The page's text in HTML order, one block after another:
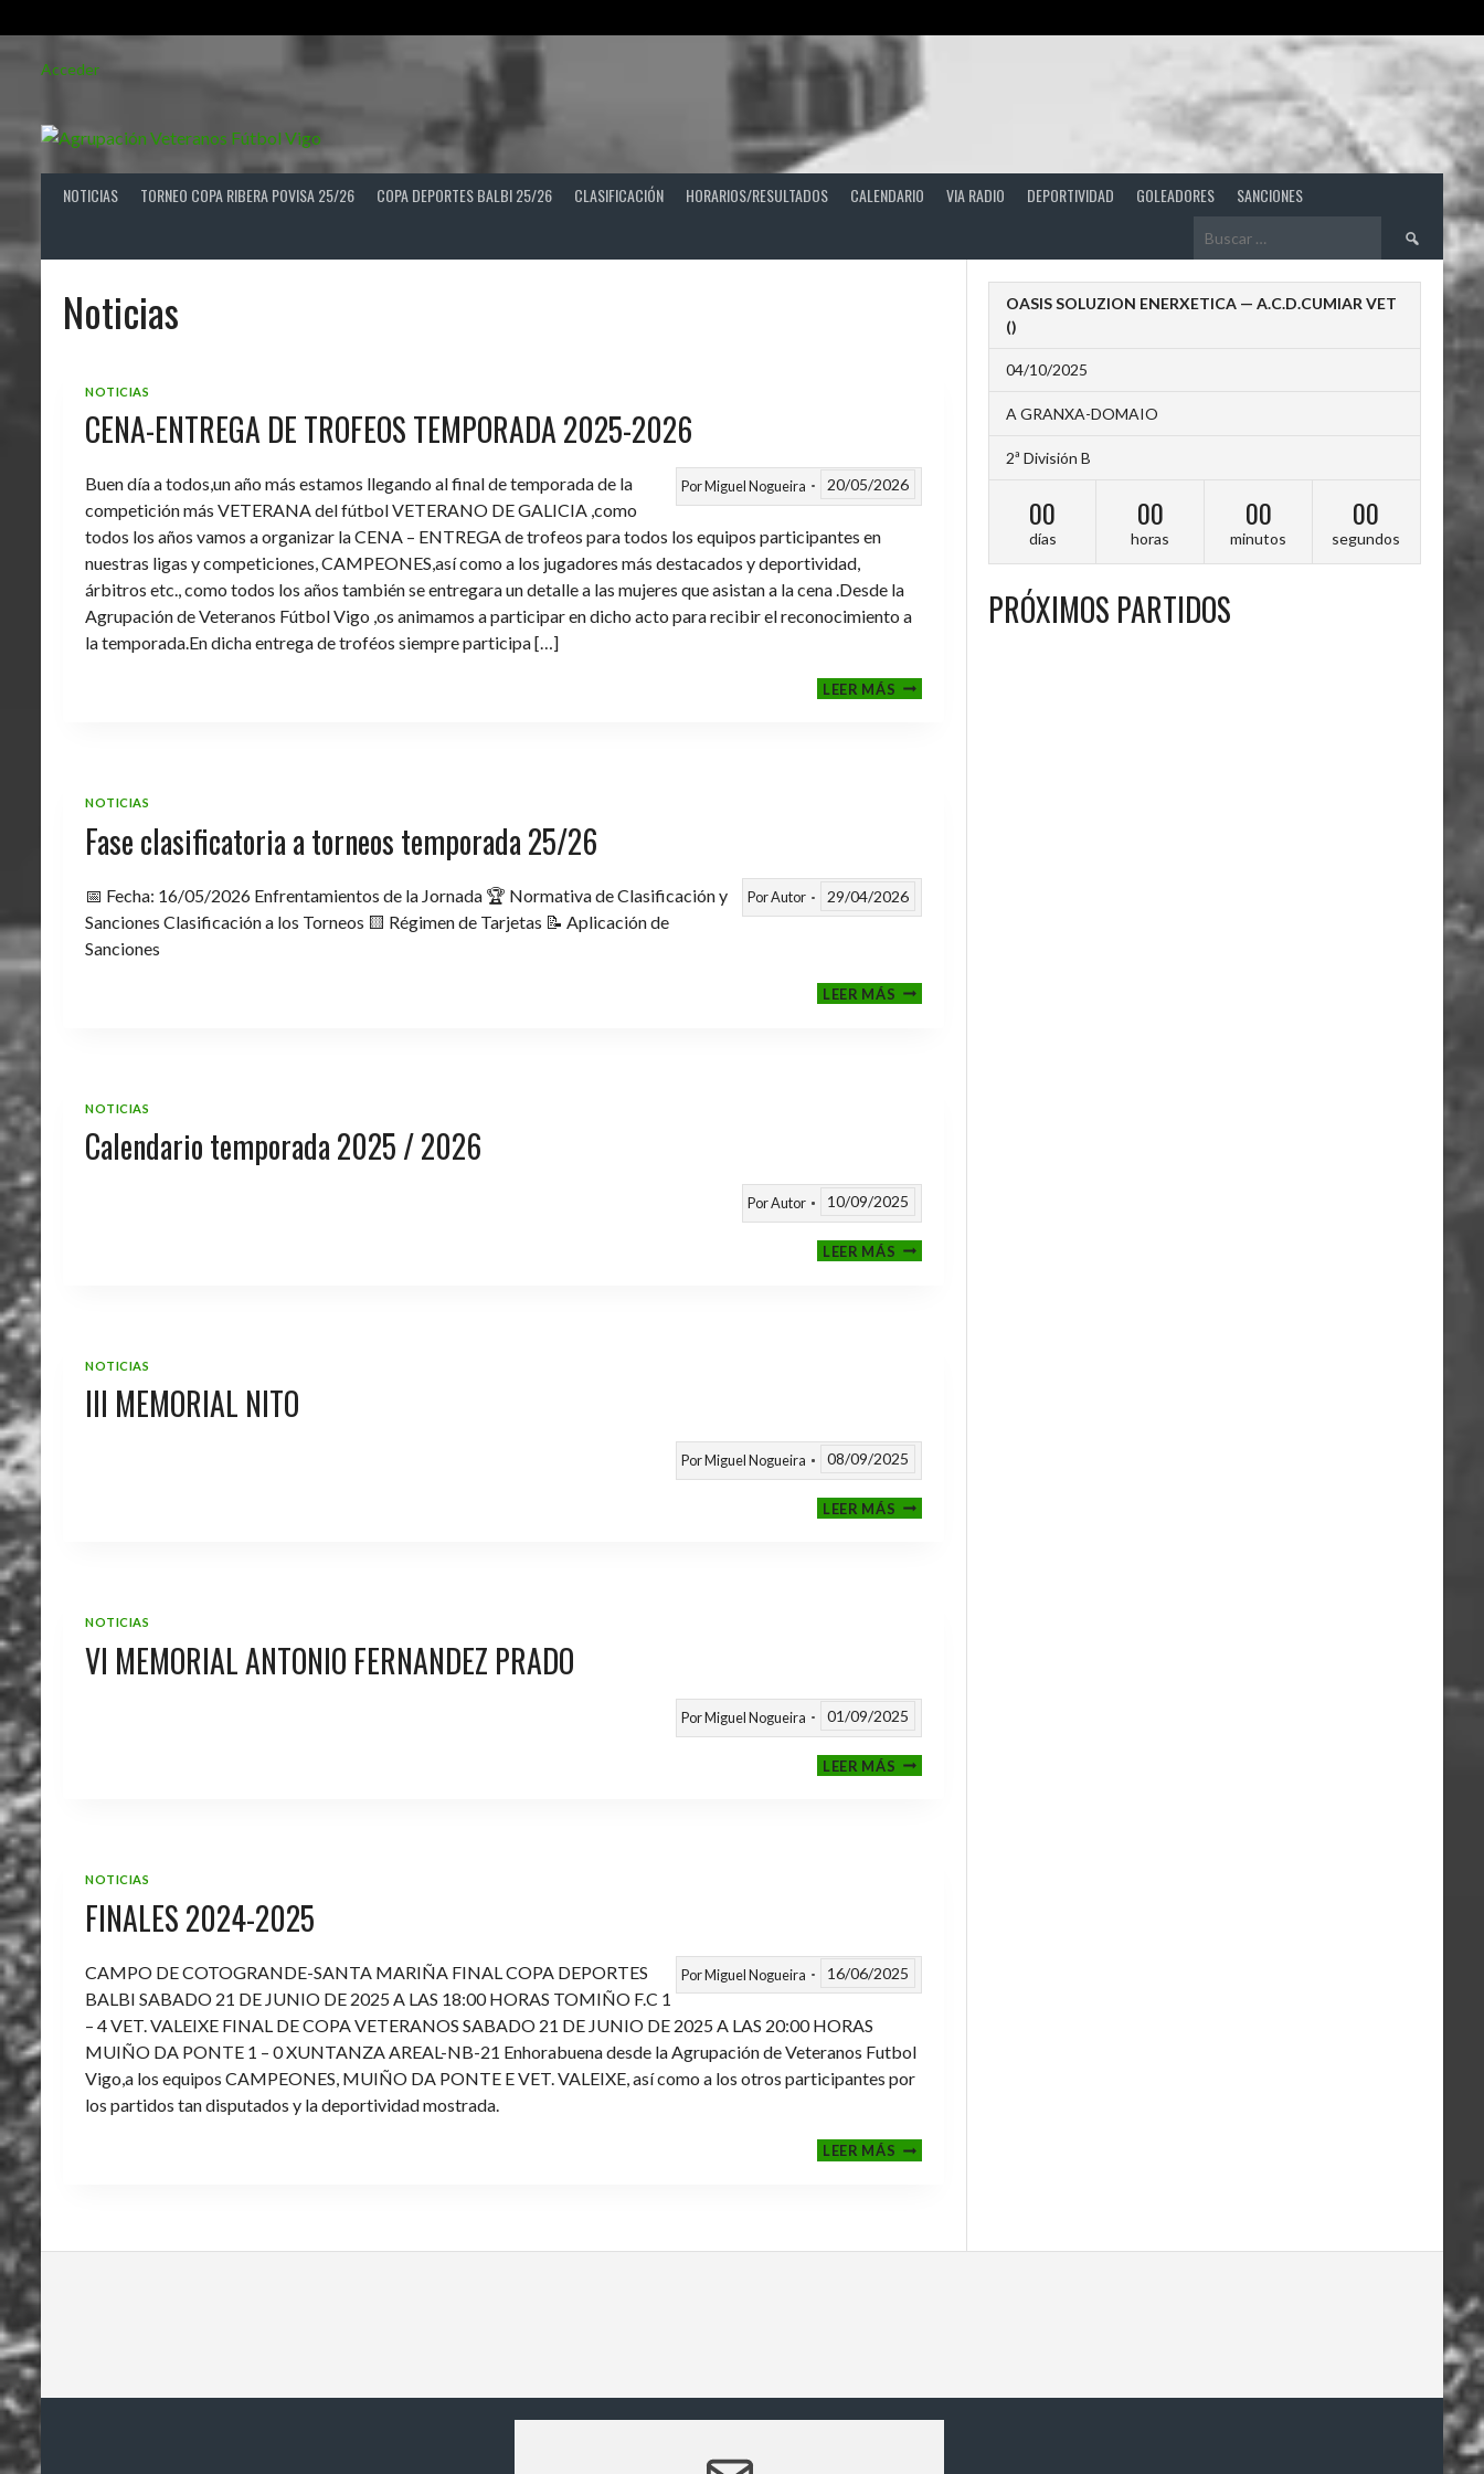
Acceder
NOTICIAS TORNEO COPA RIBERA POVISA 25/26 COPA DEPORTES BALBI 25/26 CLASIFICACIÓN HORARIOS/RESULTADOS CALENDARIO VIA RADIO DEPORTIVIDAD GOLEADORES SANCIONES
Buscar:
Noticias
NOTICIAS
CENA-ENTREGA DE TROFEOS TEMPORADA 2025-2026
PorMiguel Nogueira 20/05/2026
Buen día a todos,un año más estamos llegando al final de temporada de la
competición más VETERANA del fútbol VETERANO DE GALICIA ,como
todos los años vamos a organizar la CENA – ENTREGA de trofeos para todos los equipos participantes en
nuestras ligas y competiciones, CAMPEONES,así como a los jugadores más destacados y deportividad,
árbitros etc., como todos los años también se entregara un detalle a las mujeres que asistan a la cena .Desde la
Agrupación de Veteranos Fútbol Vigo ,os animamos a participar en dicho acto para recibir el reconocimiento a
la temporada.En dicha entrega de troféos siempre participa […]
LEER MÁSCENA-
ENTREGA
NOTICIAS
Fase clasificatoria a torneos temporada 25/26
PorAutor 29/04/2026
📅 Fecha: 16/05/2026 Enfrentamientos de la Jornada 🏆 Normativa de Clasificación y
Sanciones Clasificación a los Torneos 🟨 Régimen de Tarjetas 📝 Aplicación de
Sanciones
LEER MÁSFASE
CLASIFICATORIA
NOTICIAS
Calendario temporada 2025 / 2026
PorAutor 10/09/2025
LEER MÁSCALENDARIO
TEMPORADA
NOTICIAS
III MEMORIAL NITO
PorMiguel Nogueira 08/09/2025
LEER MÁSIII
MEMORIAL
NOTICIAS
VI MEMORIAL ANTONIO FERNANDEZ PRADO
PorMiguel Nogueira 01/09/2025
LEER MÁSVI
MEMORIAL
NOTICIAS
FINALES 2024-2025
PorMiguel Nogueira 16/06/2025
CAMPO DE COTOGRANDE-SANTA MARIÑA FINAL COPA DEPORTES
BALBI SABADO 21 DE JUNIO DE 2025 A LAS 18:00 HORAS TOMIÑO F.C 1
– 4 VET. VALEIXE FINAL DE COPA VETERANOS SABADO 21 DE JUNIO DE 2025 A LAS 20:00 HORAS
MUIÑO DA PONTE 1 – 0 XUNTANZA AREAL-NB-21 Enhorabuena desde la Agrupación de Veteranos Futbol
Vigo,a los equipos CAMPEONES, MUIÑO DA PONTE E VET. VALEIXE, así como a los otros participantes por
los partidos tan disputados y la deportividad mostrada.
LEER MÁSFINALES
2024-
OASIS SOLUZION ENERXETICA — A.C.D.CUMIAR VET
()
04/10/2025
A GRANXA-DOMAIO
2ª División B
00
días
00
horas
00
minutos
00
segundos
PRÓXIMOS PARTIDOS